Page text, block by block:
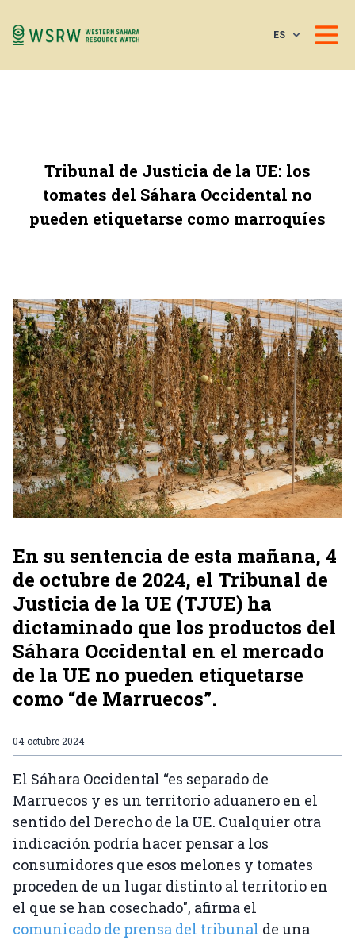
ES
Tribunal de Justicia de la UE: los
tomates del Sáhara Occidental no
pueden etiquetarse como marroquíes
En su sentencia de esta mañana, 4
de octubre de 2024, el Tribunal de
Justicia de la UE (TJUE) ha
dictaminado que los productos del
Sáhara Occidental en el mercado
de la UE no pueden etiquetarse
como “de Marruecos”.
04 octubre 2024
El Sáhara Occidental “es separado de
Marruecos y es un territorio aduanero en el
sentido del Derecho de la UE. Cualquier otra
indicación podría hacer pensar a los
consumidores que esos melones y tomates
proceden de un lugar distinto al territorio en
el que se han cosechado", afirma el
comunicado de prensa del tribunal de una